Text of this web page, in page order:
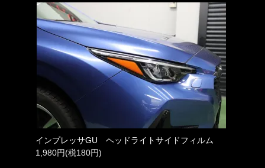
インプレッサGU ヘッドライトサイドフィルム
1,980円(税180円)